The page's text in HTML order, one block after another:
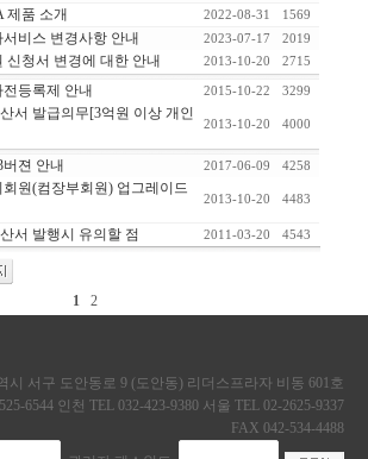
제품 소개 2022-08-31
1569
비스 변경사항 안내 2023-07-17 2019
신청서 변경에 대한 안내 2013-10-20 2715
등록제 안내 2015-10-22 3299
서 발급의무[3억원 이상 개인
2013-10-20 4000
버젼 안내 2017-06-09 4258
회원(컴장부회원) 업그레이드
2013-10-20 4483
서 발행시 유의할 점 2011-03-20 4543
1 2
시 서구 도안동로 9 (도안동) 리더스프라자 비동 601호
6544 인천 TEL 032-423-9380 서울 TEL 02-2625-9337
FAX 042-534-4488